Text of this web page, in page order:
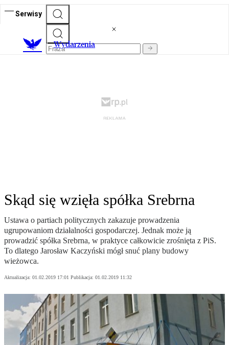
Serwisy
Wydarzenia
Skąd się wzięła spółka Srebrna
Ustawa o partiach politycznych zakazuje prowadzenia
ugrupowaniom działalności gospodarczej. Jednak może ją
prowadzić spółka Srebrna, w praktyce całkowicie zrośnięta z PiS.
To dlatego Jarosław Kaczyński mógł snuć plany budowy
wieżowca.
Aktualizacja: 01.02.2019 17:01 Publikacja: 01.02.2019 11:32